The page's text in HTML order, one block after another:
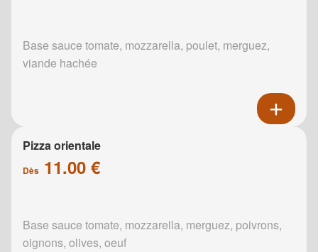
Base sauce tomate, mozzarella, poulet, merguez,
viande hachée
Pizza orientale
Dès 11.00 €
Base sauce tomate, mozzarella, merguez, poivrons,
oignons, olives, oeuf